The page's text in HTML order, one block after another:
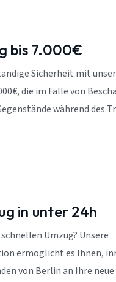
bis 7.000€
Sicherheit mit
die im Falle von
während des
in unter 24h
Umzug? Unsere
ermöglicht es Ihnen,
von Berlin an Ihre neue